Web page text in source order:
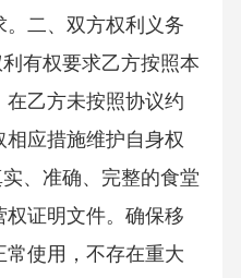
二、双方权利义务
利有权要求乙方按照本
乙方未按照协议约
应措施维护自身权
、准确、完整的食堂
证明文件。确保移
使用，不存在重大